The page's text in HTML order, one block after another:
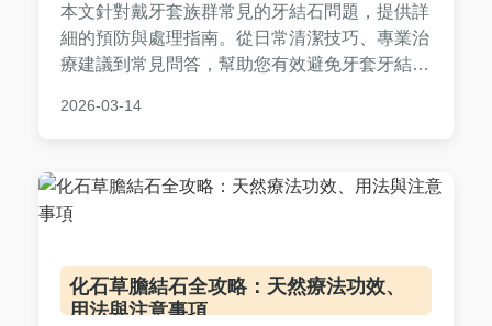
本文針對戴牙套族群常見的牙結石問題，提供詳
細的預防與處理指南。從日常清潔技巧、專業治
療建議到常見問答，幫助您有效避免牙套牙結石
個人經驗分享，適合正在或計劃戴牙套的讀者參
2026-03-14
化石草膽結石全攻略：天然療法功效、
用法與注意事項